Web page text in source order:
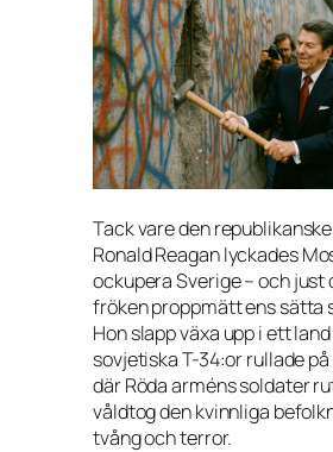
Tack vare den
Ronald Reagan lyckades
ockupera Sverige – och just
fröken proppmätt ens sätta
Hon slapp växa upp i ett
sovjetiska T-34:or rullade
där Röda arméns soldater
våldtog den kvinnliga
tvång och terror.